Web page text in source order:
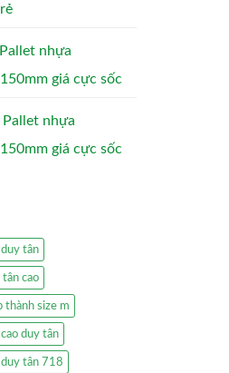
Pallet nhựa
giá cực sốc
Pallet nhựa
giá cực sốc
duy tân
tân cao
thành size m
duy tân
tân 718